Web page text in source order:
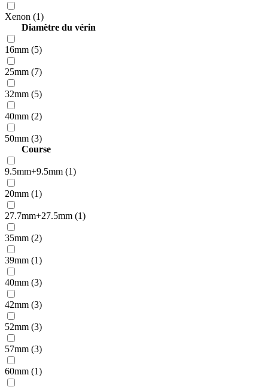
Xenon (1)
Diamètre du vérin
16mm (5)
25mm (7)
32mm (5)
40mm (2)
50mm (3)
Course
9.5mm+9.5mm (1)
20mm (1)
27.7mm+27.5mm (1)
35mm (2)
39mm (1)
40mm (3)
42mm (3)
52mm (3)
57mm (3)
60mm (1)